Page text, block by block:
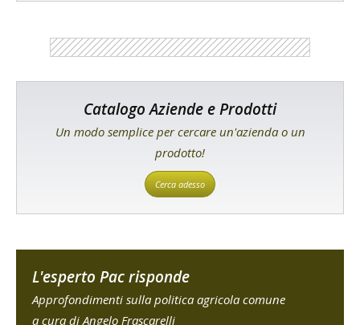
Catalogo Aziende e Prodotti
Un modo semplice per cercare un'azienda o un
prodotto!
Cerca adesso
L'esperto Pac risponde
Approfondimenti sulla politica agricola comune
a cura di Angelo Frascarelli